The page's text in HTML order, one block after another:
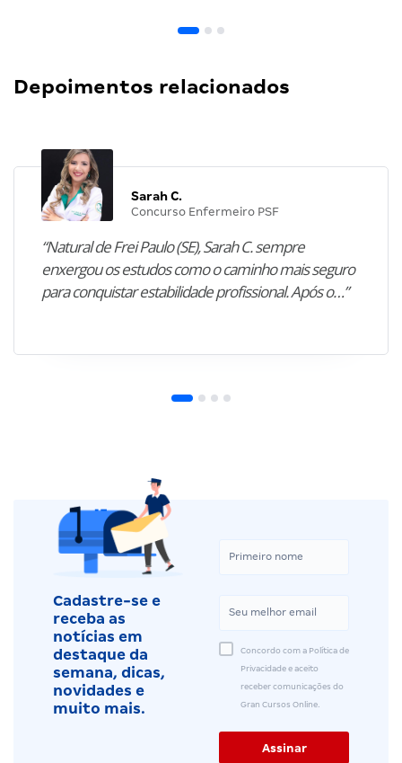
Depoimentos relacionados
Sarah C.
Concurso Enfermeiro PSF
“Natural de Frei Paulo (SE), Sarah C. sempre
enxergou os estudos como o caminho mais seguro
para conquistar estabilidade profissional. Após o…”
Cadastre-se e
receba as
notícias em
destaque da
semana, dicas,
novidades e
muito mais.
Concordo com a Política de
Privacidade e aceito
receber comunicações do
Gran Cursos Online.